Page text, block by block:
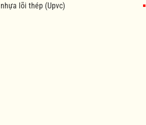
lõi thép (Upvc)